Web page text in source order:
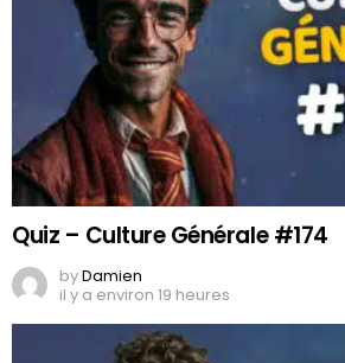
Quiz – Culture Générale #174
byDamien
il y a environ 19 heures